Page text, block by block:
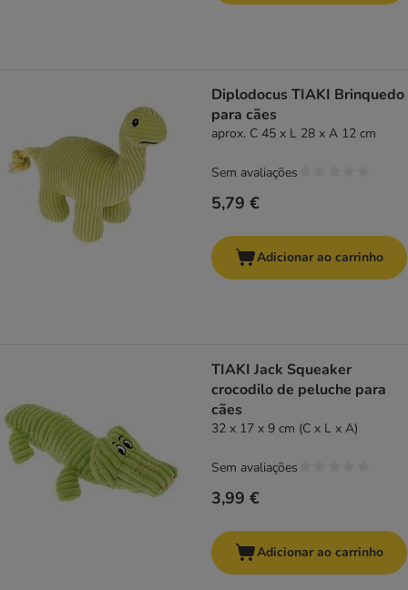
Diplodocus TIAKI Brinquedo
para cães
aprox. C 45 x L 28 x A 12 cm
5,79 €
Sem avaliações
Adicionar ao carrinho
TIAKI Jack Squeaker
crocodilo de peluche para
cães
32 x 17 x 9 cm (C x L x A)
3,99 €
Sem avaliações
Adicionar ao carrinho